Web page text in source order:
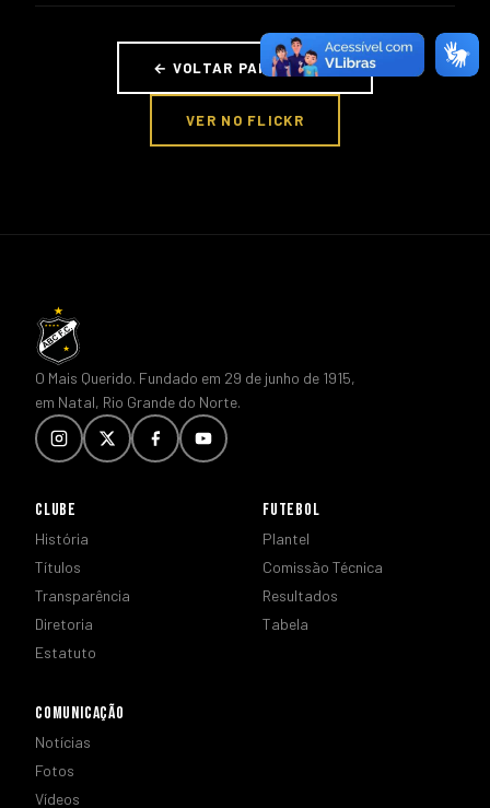
← VOLTAR PARA FOTOS
VER NO FLICKR
O Mais Querido. Fundado em 29 de junho de 1915,
em Natal, Rio Grande do Norte.
CLUBE
História
Títulos
Transparência
Diretoria
Estatuto
FUTEBOL
Plantel
Comissão Técnica
Resultados
Tabela
COMUNICAÇÃO
Notícias
Fotos
Vídeos